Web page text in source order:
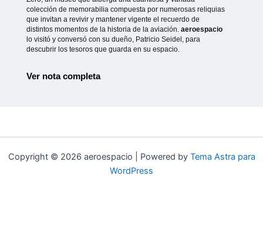
colección de memorabilia compuesta por numerosas reliquias
que invitan a revivir y mantener vigente el recuerdo de
distintos momentos de la historia de la aviación. aeroespacio
lo visitó y conversó con su dueño, Patricio Seidel, para
descubrir los tesoros que guarda en su espacio.
Ver nota completa
Copyright © 2026 aeroespacio | Powered by Tema Astra para
WordPress